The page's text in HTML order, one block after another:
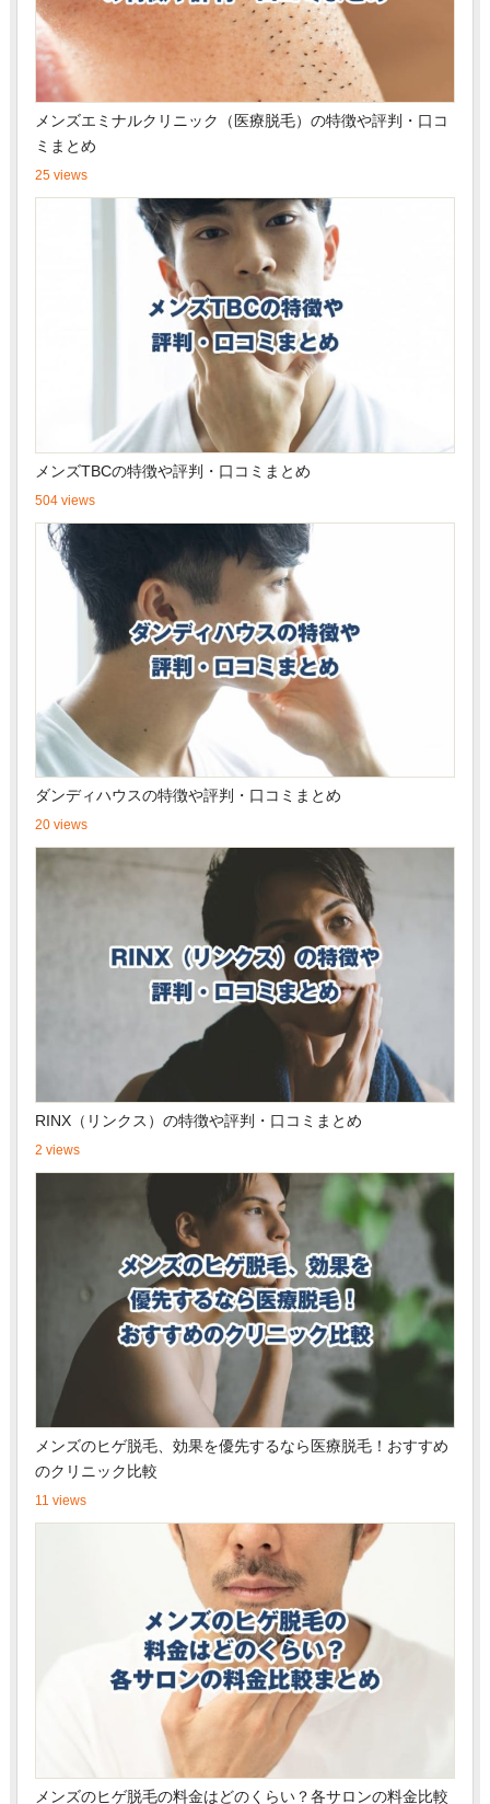
メンズエミナルクリニック（医療脱毛）の特徴や評判・口コ
ミまとめ
25 views
メンズTBCの特徴や評判・口コミまとめ
504 views
ダンディハウスの特徴や評判・口コミまとめ
20 views
RINX（リンクス）の特徴や評判・口コミまとめ
2 views
メンズのヒゲ脱毛、効果を優先するなら医療脱毛！おすすめ
のクリニック比較
11 views
メンズのヒゲ脱毛の料金はどのくらい？各サロンの料金比較